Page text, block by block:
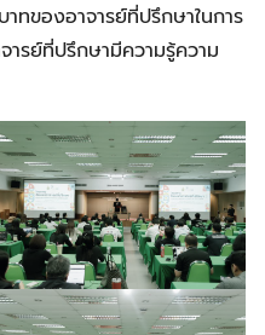
าทของอาจารย์ที่ปรึกษาในการ
รย์ที่ปรึกษามีความรู้ความ